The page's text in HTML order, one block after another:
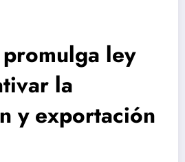
ley
la
y exportación